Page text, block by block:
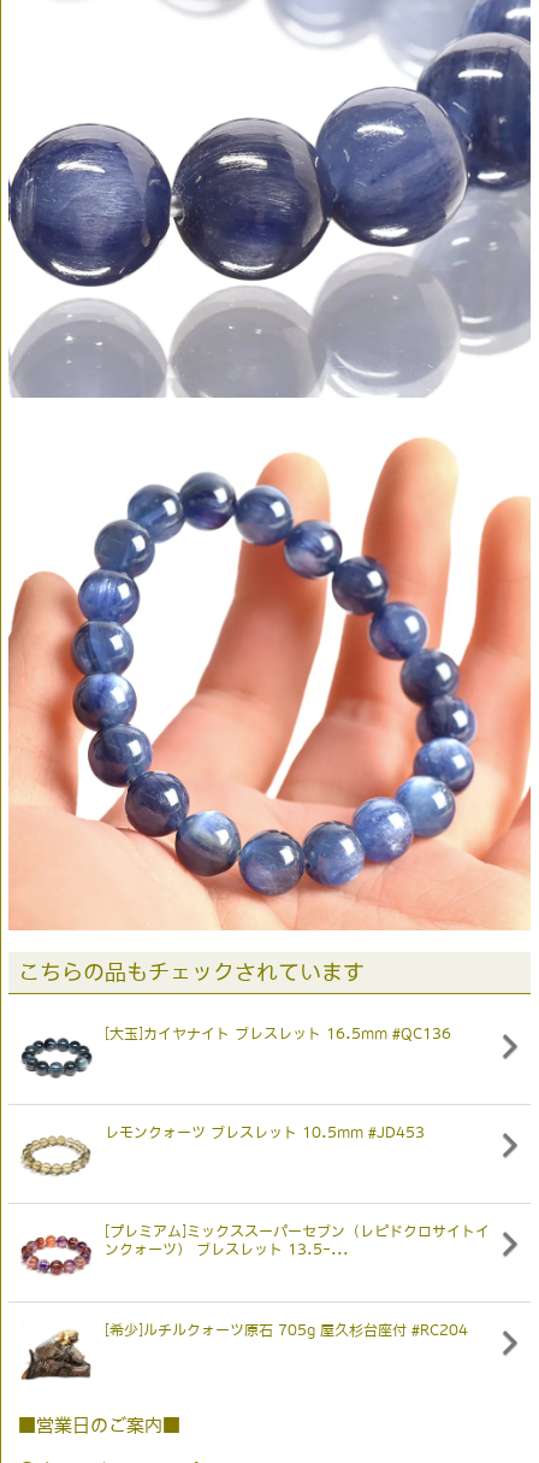
こちらの品もチェックされています
[大玉]カイヤナイト ブレスレット 16.5mm #QC136
レモンクォーツ ブレスレット 10.5mm #JD453
[プレミアム]ミックススーパーセブン（レピドクロサイトイ
ンクォーツ） ブレスレット 13.5-...
[希少]ルチルクォーツ原石 705g 屋久杉台座付 #RC204
■営業日のご案内■